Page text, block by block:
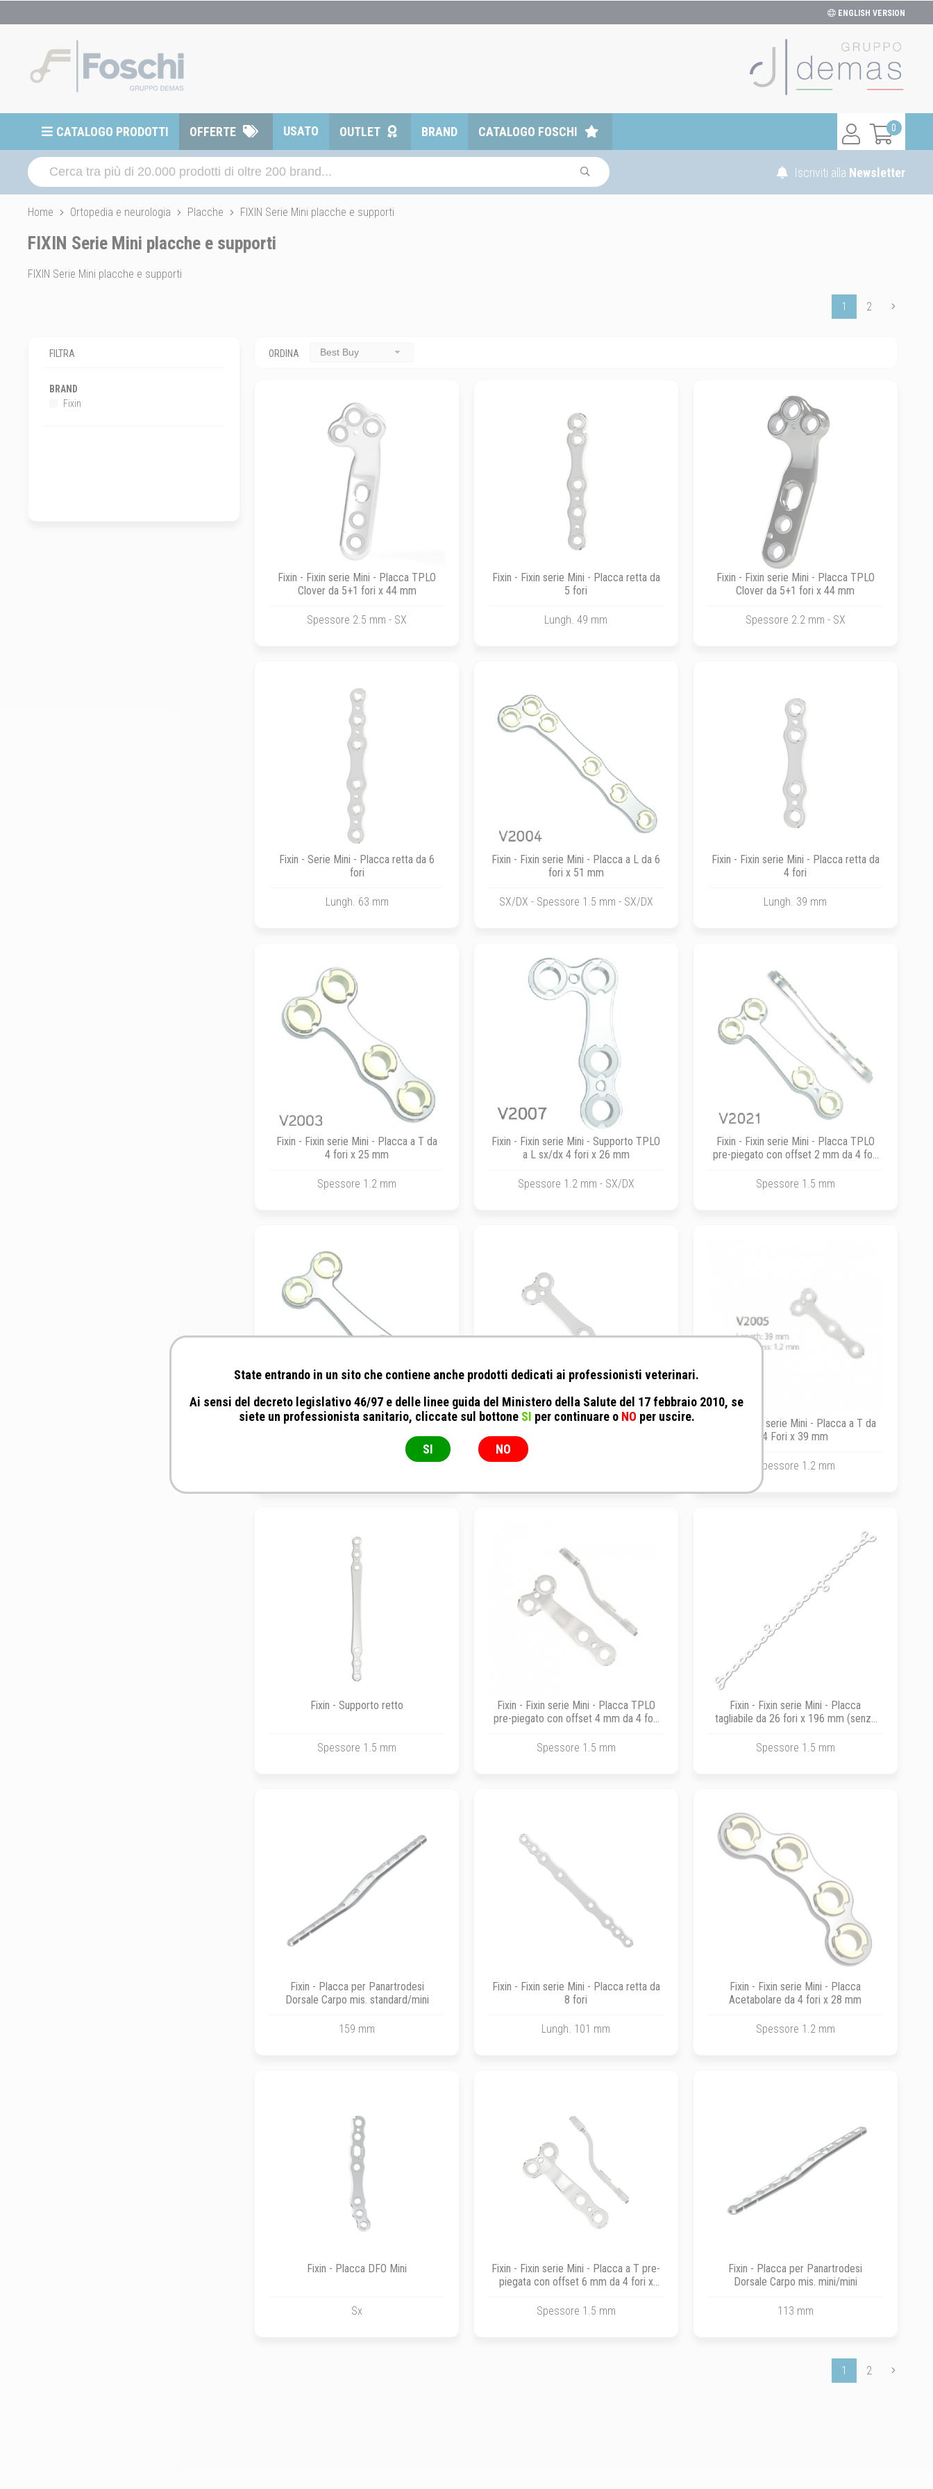
ENGLISH VERSION
0
CATALOGO PRODOTTI OFFERTE USATO OUTLET BRAND CATALOGO FOSCHI
Iscriviti alla Newsletter
Home Ortopedia e neurologia Placche FIXIN Serie Mini placche e supporti
FIXIN Serie Mini placche e supporti
FIXIN Serie Mini placche e supporti
FILTRA
BRAND
Fixin
1 2
ORDINA Best Buy
Fixin - Fixin serie Mini - Placca TPLO
Clover da 5+1 fori x 44 mm
Spessore 2.5 mm - SX
Fixin - Fixin serie Mini - Placca retta da
5 fori
Lungh. 49 mm
Fixin - Fixin serie Mini - Placca TPLO
Clover da 5+1 fori x 44 mm
Spessore 2.2 mm - SX
Fixin - Serie Mini - Placca retta da 6
fori
Lungh. 63 mm
Fixin - Fixin serie Mini - Placca a L da 6
fori x 51 mm
SX/DX - Spessore 1.5 mm - SX/DX
Fixin - Fixin serie Mini - Placca retta da
4 fori
Lungh. 39 mm
Fixin - Fixin serie Mini - Placca a T da
4 fori x 25 mm
Spessore 1.2 mm
Fixin - Fixin serie Mini - Supporto TPLO
a L sx/dx 4 fori x 26 mm
Spessore 1.2 mm - SX/DX
Fixin - Fixin serie Mini - Placca TPLO
pre-piegato con offset 2 mm da 4 fori
Spessore 1.5 mm
Fixin - Fixin serie Mini - Placca a T da
Fixin - Fixin serie Mini - Placca a T da
Fixin - Fixin serie Mini - Placca a T da
4 Fori x 39 mm
Spessore 1.2 mm
Fixin - Supporto retto
Spessore 1.5 mm
Fixin - Fixin serie Mini - Placca TPLO
pre-piegato con offset 4 mm da 4 fori
Spessore 1.5 mm
Fixin - Fixin serie Mini - Placca
tagliabile da 26 fori x 196 mm (senza
Spessore 1.5 mm
Fixin - Placca per Panartrodesi
Dorsale Carpo mis. standard/mini
159 mm
Fixin - Fixin serie Mini - Placca retta da
8 fori
Lungh. 101 mm
Fixin - Fixin serie Mini - Placca
Acetabolare da 4 fori x 28 mm
Spessore 1.2 mm
Fixin - Placca DFO Mini
Sx
Fixin - Fixin serie Mini - Placca a T pre-
piegata con offset 6 mm da 4 fori x
Spessore 1.5 mm
Fixin - Placca per Panartrodesi
Dorsale Carpo mis. mini/mini
113 mm
1 2
State entrando in un sito che contiene anche prodotti dedicati ai professionisti veterinari.
Ai sensi del decreto legislativo 46/97 e delle linee guida del Ministero della Salute del 17 febbraio 2010, se
siete un professionista sanitario, cliccate sul bottone SI per continuare o NO per uscire.
SI NO